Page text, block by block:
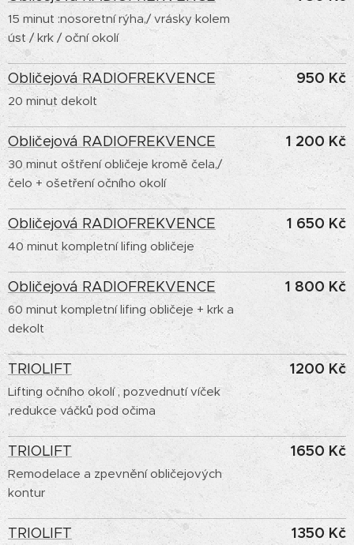
15 minut :nosoretní rýha,/ vrásky kolem
úst / krk / oční okolí
Obličejová RADIOFREKVENCE
20 minut dekolt
950 Kč
Obličejová RADIOFREKVENCE
30 minut oštření obličeje kromě čela,/
čelo + ošetření očního okolí
1 200 Kč
Obličejová RADIOFREKVENCE
40 minut kompletní lifing obličeje
1 650 Kč
Obličejová RADIOFREKVENCE
60 minut kompletní lifing obličeje + krk a
dekolt
1 800 Kč
TRIOLIFT
Lifting očního okolí , pozvednutí víček
,redukce váčků pod očima
1200 Kč
TRIOLIFT
Remodelace a zpevnění obličejových
kontur
1650 Kč
TRIOLIFT 1350 Kč